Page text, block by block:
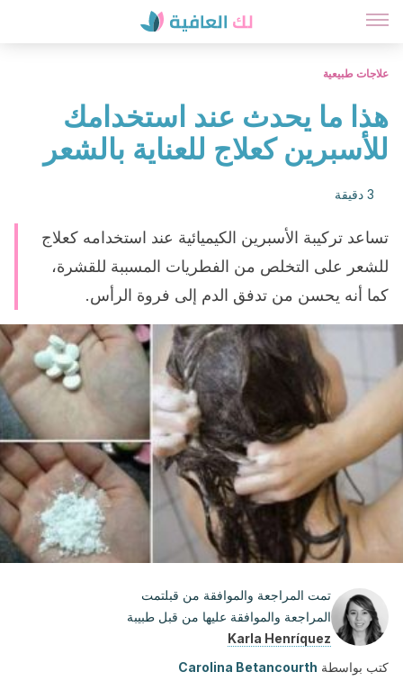
علاجات طبيعية
هذا ما يحدث عند استخدامك
للأسبرين كعلاج للعناية بالشعر
3 دقيقة
تساعد تركيبة الأسبرين الكيميائية عند استخدامه كعلاج
للشعر على التخلص من الفطريات المسببة للقشرة،
كما أنه يحسن من تدفق الدم إلى فروة الرأس.
تمت المراجعة والموافقة من قبلتمت
المراجعة والموافقة عليها من قبل طبيبة
Karla Henríquez
كتب بواسطة Carolina Betancourth